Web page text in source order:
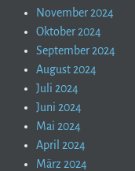
November 2024
Oktober 2024
September 2024
August 2024
Juli 2024
Juni 2024
Mai 2024
April 2024
März 2024